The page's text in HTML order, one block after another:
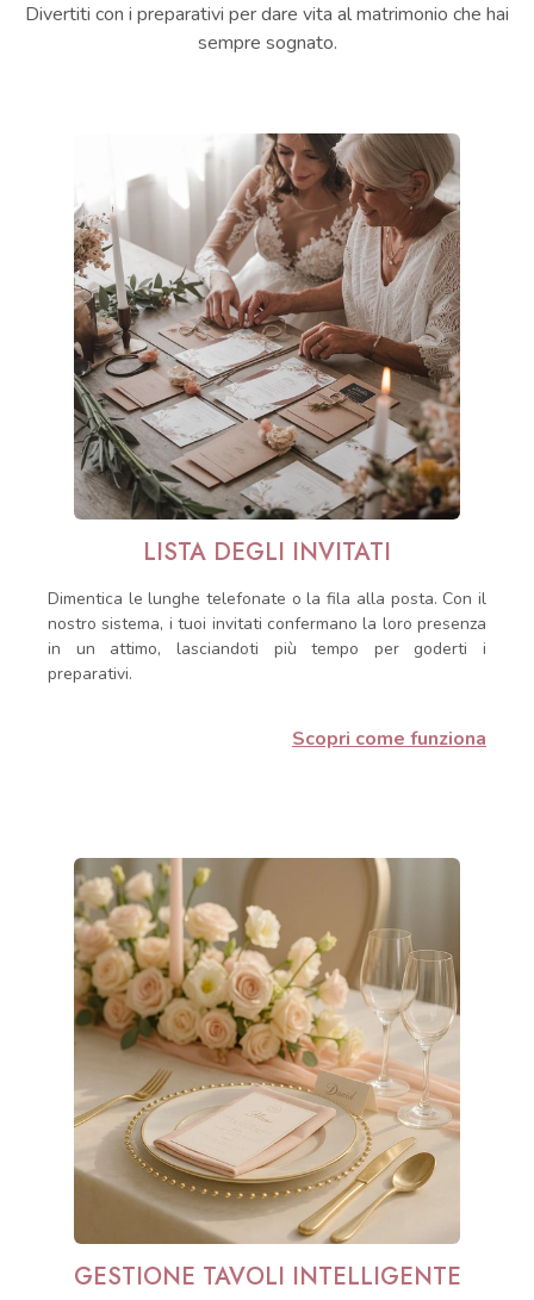
Divertiti con i preparativi per dare vita al matrimonio che hai
sempre sognato.
LISTA DEGLI INVITATI
Dimentica le lunghe telefonate o la fila alla posta. Con il
nostro sistema, i tuoi invitati confermano la loro presenza
in un attimo, lasciandoti più tempo per goderti i
preparativi.
Scopri come funziona
GESTIONE TAVOLI INTELLIGENTE